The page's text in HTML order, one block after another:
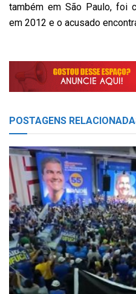
também em São Paulo, foi
em 2012 e o acusado
POSTAGENS